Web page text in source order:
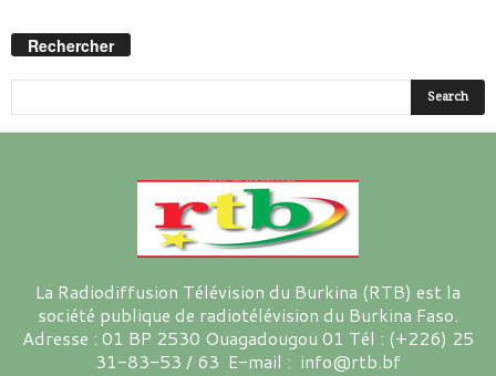
Rechercher
La Radiodiffusion Télévision du Burkina (RTB) est la
société publique de radiotélévision du Burkina Faso.
Adresse : 01 BP 2530 Ouagadougou 01 Tél : (+226) 25
31-83-53 / 63 E-mail : info@rtb.bf